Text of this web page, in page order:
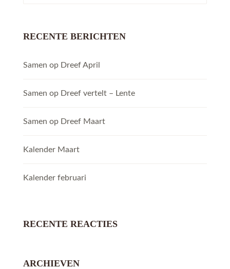
RECENTE BERICHTEN
Samen op Dreef April
Samen op Dreef vertelt – Lente
Samen op Dreef Maart
Kalender Maart
Kalender februari
RECENTE REACTIES
ARCHIEVEN